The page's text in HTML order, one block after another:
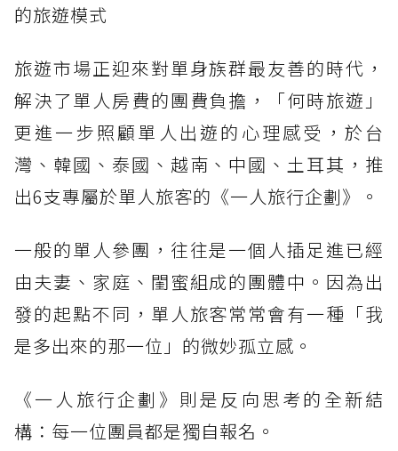
的旅遊模式
旅遊市場正迎來對單身族群最友善的時代，
解決了單人房費的團費負擔，「何時旅遊」
更進一步照顧單人出遊的心理感受，於台
灣、韓國、泰國、越南、中國、土耳其，推
出6支專屬於單人旅客的《一人旅行企劃》。
一般的單人參團，往往是一個人插足進已經
由夫妻、家庭、閨蜜組成的團體中。因為出
發的起點不同，單人旅客常常會有一種「我
是多出來的那一位」的微妙孤立感。
《一人旅行企劃》則是反向思考的全新結
構：每一位團員都是獨自報名。